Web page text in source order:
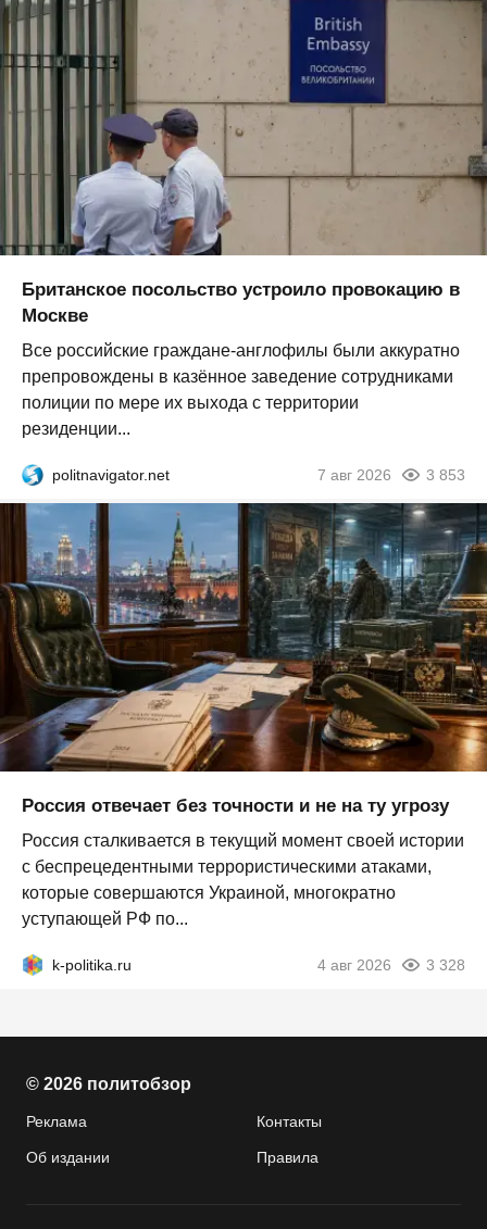
Британское посольство устроило провокацию в
Москве
Все российские граждане-англофилы были аккуратно
препровождены в казённое заведение сотрудниками
полиции по мере их выхода с территории
резиденции...
politnavigator.net 7 авг 2026 3 853
Россия отвечает без точности и не на ту угрозу
Россия сталкивается в текущий момент своей истории
с беспрецедентными террористическими атаками,
которые совершаются Украиной, многократно
уступающей РФ по...
k-politika.ru 4 авг 2026 3 328
© 2026 политобзор
Реклама Контакты
Об издании Правила